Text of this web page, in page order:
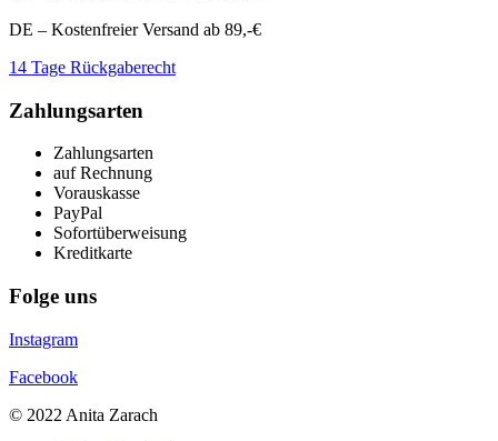
DE – Kostenfreier Versand ab 89,-€
14 Tage Rückgaberecht
Zahlungsarten
Zahlungsarten
auf Rechnung
Vorauskasse
PayPal
Sofortüberweisung
Kreditkarte
Folge uns
Instagram
Facebook
© 2022 Anita Zarach